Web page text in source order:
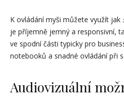
K ovládání myši můžete využít jak
je příjemně jemný a responsivní,
ve spodní části typicky pro
notebooků a snadné ovládání při
Audiovizuální